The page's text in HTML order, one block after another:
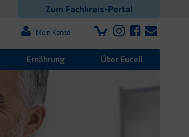
Zum Fachkreis-Portal
Mein Konto
Ernährung Über Eucell